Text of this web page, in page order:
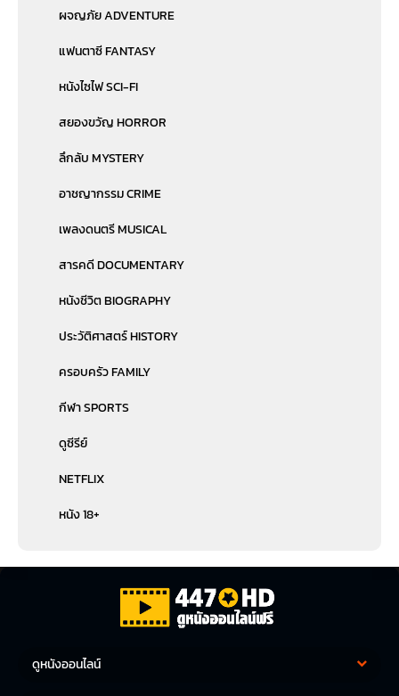
ผจญภัย ADVENTURE
แฟนตาซี FANTASY
หนังไซไฟ SCI-FI
สยองขวัญ HORROR
ลึกลับ MYSTERY
อาชญากรรม CRIME
เพลงดนตรี MUSICAL
สารคดี DOCUMENTARY
หนังชีวิต BIOGRAPHY
ประวัติศาสตร์ HISTORY
ครอบครัว FAMILY
กีฬา SPORTS
ดูซีรีย์
NETFLIX
หนัง 18+
ดูหนังออนไลน์